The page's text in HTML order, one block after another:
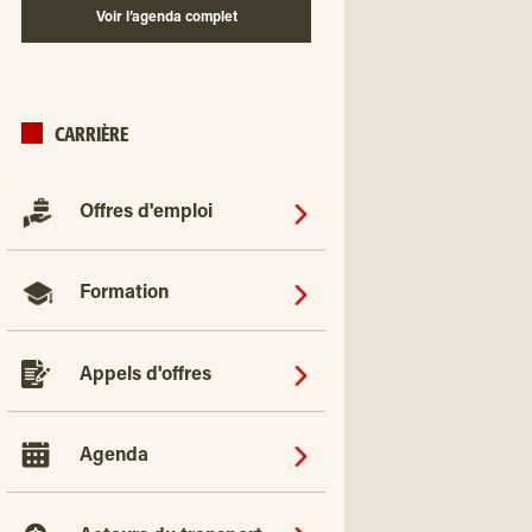
Voir l’agenda complet
CARRIÈRE
Offres d'emploi
Formation
Appels d'offres
Agenda